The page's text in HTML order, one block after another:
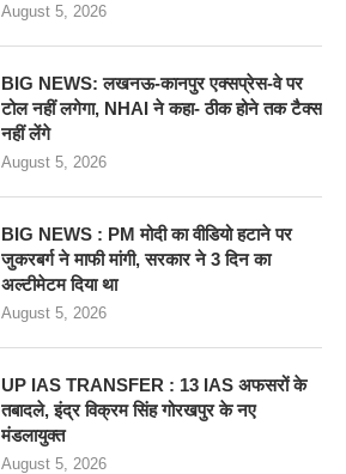
August 5, 2026
BIG NEWS: लखनऊ-कानपुर एक्सप्रेस-वे पर
टोल नहीं लगेगा, NHAI ने कहा- ठीक होने तक टैक्स
नहीं लेंगे
August 5, 2026
BIG NEWS : PM मोदी का वीडियो हटाने पर
जुकरबर्ग ने माफी मांगी, सरकार ने 3 दिन का
अल्टीमेटम दिया था
August 5, 2026
UP IAS TRANSFER : 13 IAS अफसरों के
तबादले, इंद्र विक्रम सिंह गोरखपुर के नए
मंडलायुक्त
August 5, 2026